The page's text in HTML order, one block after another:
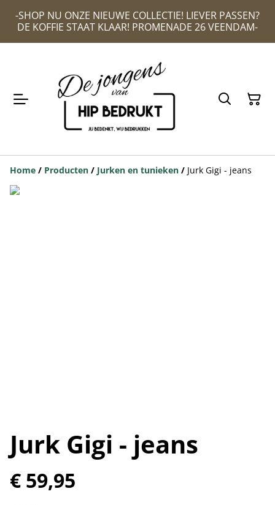
-SHOP NU ONZE NIEUWE COLLECTIE! LIEVER PASSEN?
DE KOFFIE STAAT KLAAR! PROMENADE 26 VEENDAM-
Home / Producten / Jurken en tunieken / Jurk Gigi - jeans
Jurk Gigi - jeans
€ 59,95